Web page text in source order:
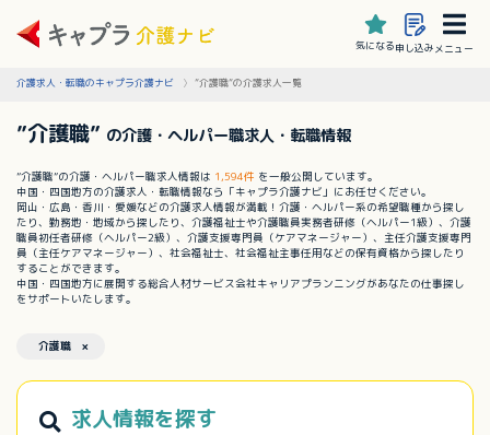
気になる申し込みメニュー
介護求人・転職のキャプラ介護ナビ ”介護職”の介護求人一覧
”介護職” の介護・ヘルパー職求人・転職情報
”介護職”の介護・ヘルパー職求人情報は 1,594件 を一般公開しています。
中国・四国地方の介護求人・転職情報なら「キャプラ介護ナビ」にお任せください。
岡山・広島・香川・愛媛などの介護求人情報が満載！介護・ヘルパー系の希望職種から探し
たり、勤務地・地域から探したり、介護福祉士や介護職員実務者研修（ヘルパー1級）、介護
職員初任者研修（ヘルパー2級）、介護支援専門員（ケアマネージャー）、主任介護支援専門
員（主任ケアマネージャー）、社会福祉士、社会福祉主事任用などの保有資格から探したり
することができます。
中国・四国地方に展開する総合人材サービス会社キャリアプランニングがあなたの仕事探し
をサポートいたします。
介護職 ×
求人情報を探す